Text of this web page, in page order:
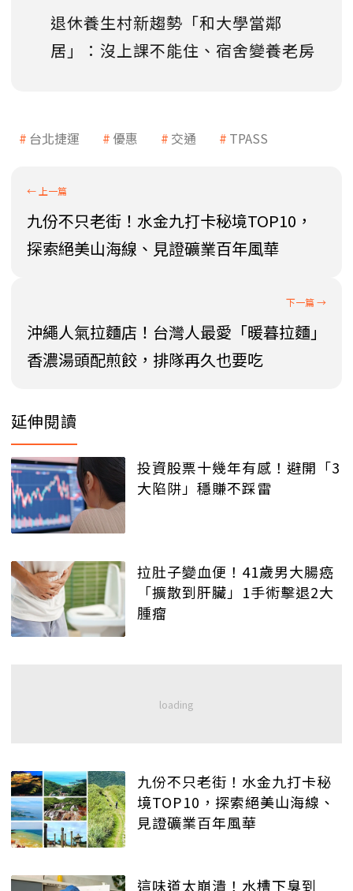
退休養生村新趨勢「和大學當鄰
居」：沒上課不能住、宿舍變養老房
台北捷運 優惠 交通 TPASS
九份不只老街！水金九打卡秘境TOP10，
探索絕美山海線、見證礦業百年風華
沖繩人氣拉麵店！台灣人最愛「暖暮拉麵」
香濃湯頭配煎餃，排隊再久也要吃
延伸閱讀
投資股票十幾年有感！避開「3
大陷阱」穩賺不踩雷
拉肚子變血便！41歲男大腸癌
「擴散到肝臟」1手術擊退2大
腫瘤
九份不只老街！水金九打卡秘
境TOP10，探索絕美山海線、
見證礦業百年風華
這味道太崩潰！水槽下臭到